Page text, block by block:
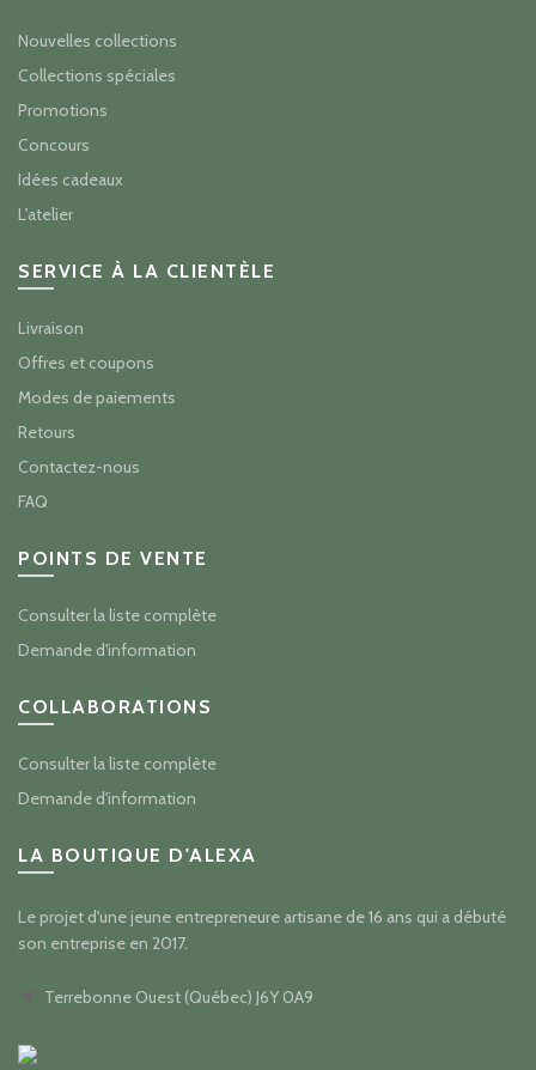
Nouvelles collections
Collections spéciales
Promotions
Concours
Idées cadeaux
L'atelier
SERVICE À LA CLIENTÈLE
Livraison
Offres et coupons
Modes de paiements
Retours
Contactez-nous
FAQ
POINTS DE VENTE
Consulter la liste complète
Demande d'information
COLLABORATIONS
Consulter la liste complète
Demande d'information
LA BOUTIQUE D'ALEXA
Le projet d'une jeune entrepreneure artisane de 16 ans qui a débuté
son entreprise en 2017.
Terrebonne Ouest (Québec) J6Y 0A9